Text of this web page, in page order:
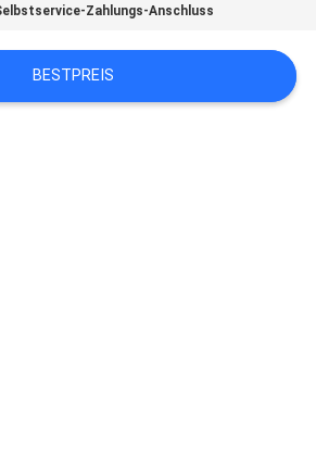
Zahlungs-Anschluss
BESTPREIS